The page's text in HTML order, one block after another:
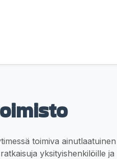
toimiva ainutlaatuinen
yksityishenkilöille ja